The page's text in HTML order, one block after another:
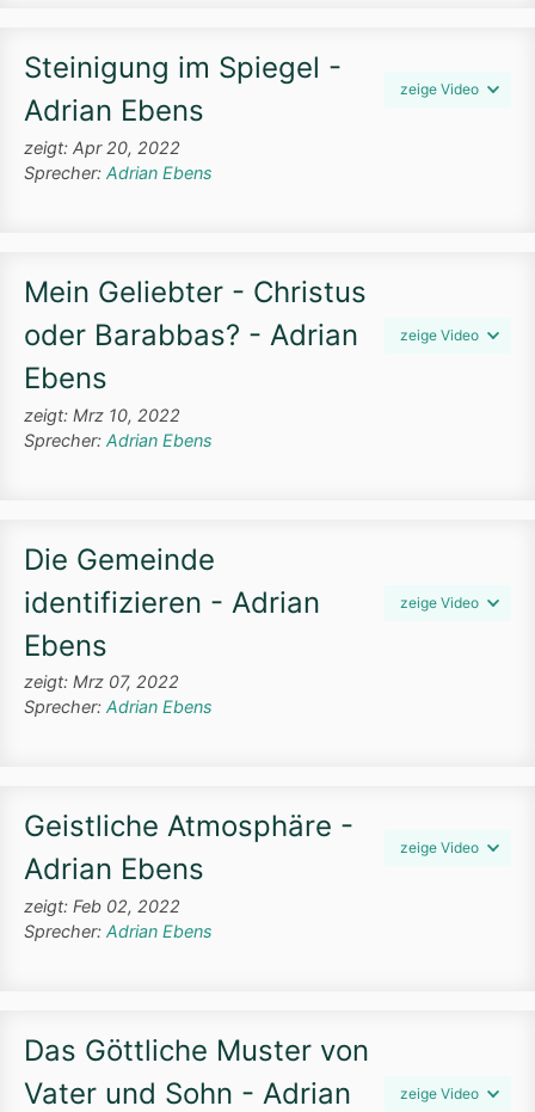
Steinigung im Spiegel -
Adrian Ebens
zeige Video
zeigt: Apr 20, 2022
Sprecher: Adrian Ebens
Mein Geliebter - Christus
oder Barabbas? - Adrian
Ebens
zeige Video
zeigt: Mrz 10, 2022
Sprecher: Adrian Ebens
Die Gemeinde
identifizieren - Adrian
Ebens
zeige Video
zeigt: Mrz 07, 2022
Sprecher: Adrian Ebens
Geistliche Atmosphäre -
Adrian Ebens
zeige Video
zeigt: Feb 02, 2022
Sprecher: Adrian Ebens
Das Göttliche Muster von
Vater und Sohn - Adrian
zeige Video